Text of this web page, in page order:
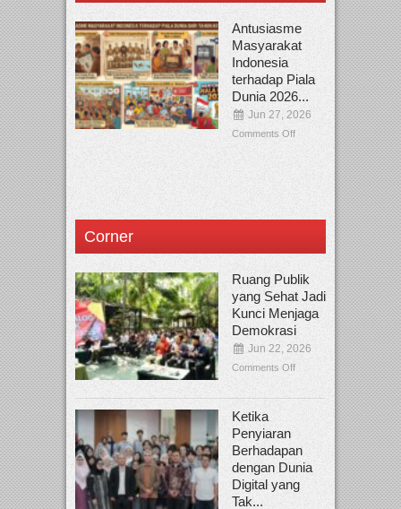
Antusiasme
Masyarakat
Indonesia
terhadap Piala
Dunia 2026...
Jun 27, 2026
Comments Off
Corner
Ruang Publik
yang Sehat Jadi
Kunci Menjaga
Demokrasi
Jun 22, 2026
Comments Off
Ketika
Penyiaran
Berhadapan
dengan Dunia
Digital yang
Tak...